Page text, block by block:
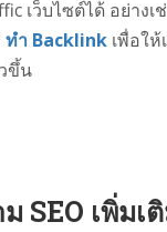
เว็บไซต์ได้ อย่างเ
ทำ Backlink เพื่อใ
ขึ้น
SEO เพิ่มเ